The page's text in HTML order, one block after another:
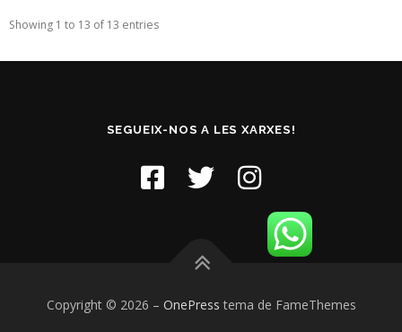
Showing 1 to 13 of 13 entries
SEGUEIX-NOS A LES XARXES!
Copyright © 2026 – OnePress tema de FameThemes